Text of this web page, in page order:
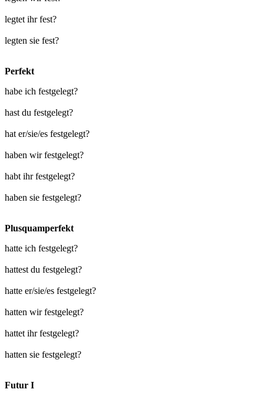
legtet ihr fest?
legten sie fest?
Perfekt
habe ich festgelegt?
hast du festgelegt?
hat er/sie/es festgelegt?
haben wir festgelegt?
habt ihr festgelegt?
haben sie festgelegt?
Plusquamperfekt
hatte ich festgelegt?
hattest du festgelegt?
hatte er/sie/es festgelegt?
hatten wir festgelegt?
hattet ihr festgelegt?
hatten sie festgelegt?
Futur I